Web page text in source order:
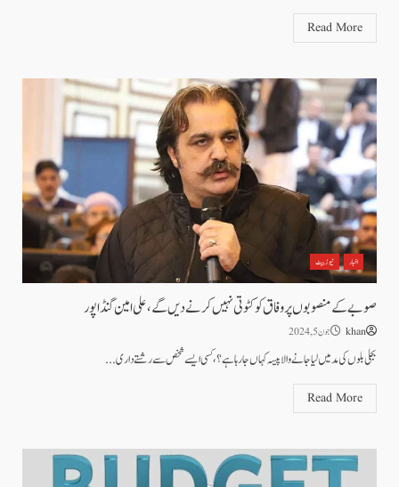
Read More
اخبار نیوز بیٹ
صوبے کے منصوبوں پر وفاق کو کٹوتی نہیں کرنے دیں گے،علی امین گنڈاپور
khan جون 5, 2024
بجلی بلوں کی مد میں لیا جانے والا پیسہ کہاں جارہا ہے؟،کسی ایسے شخص سے رشتے داری...
Read More